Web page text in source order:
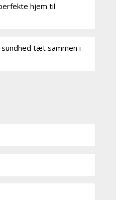
hjem til
tæt sammen i